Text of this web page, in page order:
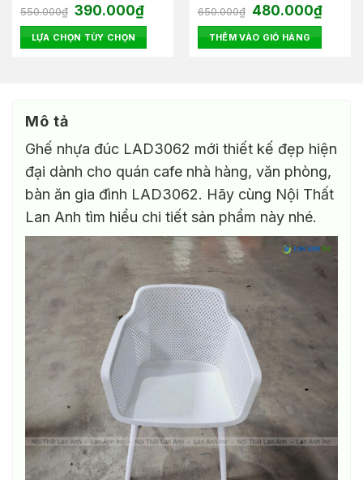
Được xếp
5.00
5 sao
550.000₫ Giá
gốc
là:
550.000₫.
390.000₫Giá
hiện
tại
là:
390.000₫.
LỰA CHỌN TÙY CHỌN
nhiều
biến
thể.
Các
tùy
chọn
có
được
chọn
trên
trang
sản
phẩm
Được xếp
5.00
5 sao
650.000₫ Giá
gốc
là:
650.000₫.
480.000₫Giá
hiện
tại
THÊM VÀO GIỎ HÀNG
Mô tả
Ghế nhựa đúc LAD3062 mới thiết kế đẹp hiện
đại dành cho quán cafe nhà hàng, văn phòng,
bàn ăn gia đình LAD3062. Hãy cùng Nội Thất
Lan Anh tìm hiểu chi tiết sản phẩm này nhé.